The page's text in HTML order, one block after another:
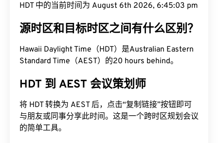
HDT 中的当前时间为 August 6th 2026, 6:45:04 pm
源时区和目标时区之间有什么区别？
Hawaii Daylight Time（HDT）是Australian Eastern
Standard Time（AEST）的20 hours behind。
HDT 到 AEST 会议策划师
将 HDT 转换为 AEST 后，点击“复制链接”按钮即可
与朋友或同事分享此时间。这是一个跨时区规划会议
的简单工具。